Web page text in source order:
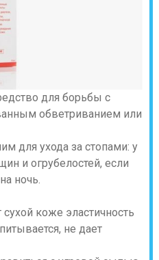
для борьбы с
обветриванием или
для ухода за стопами: у
и огрубелостей, если
ночь.
коже эластичность
не дает